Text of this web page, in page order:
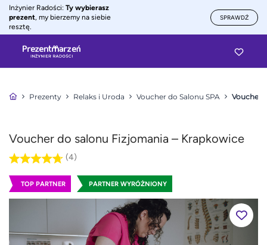
Inżynier Radości: Ty wybierasz
prezent, my bierzemy na siebie
resztę.
SPRAWDŹ
Prezenty Relaks i Uroda Voucher do Salonu SPA Voucher
Voucher do salonu Fizjomania – Krapkowice
(4)
TOP PARTNER PARTNER WYRÓŻNIONY